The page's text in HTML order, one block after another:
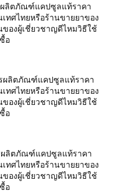
ผลิตภัณฑ์แคปซูลแท้ราคา
ทศไทยหรือร้านขายยาของ
ของผู้เชี่ยวชาญดีไหมวิธีใช้
อ
รผลิตภัณฑ์แคปซูลแท้ราคา
ทศไทยหรือร้านขายยาของ
ของผู้เชี่ยวชาญดีไหมวิธีใช้
อ
ผลิตภัณฑ์แคปซูลแท้ราคา
ทศไทยหรือร้านขายยาของ
ของผู้เชี่ยวชาญดีไหมวิธีใช้
อ